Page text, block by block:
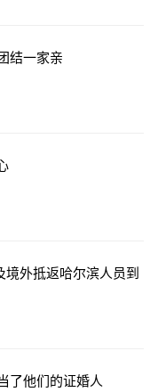
结一家亲
外抵返哈尔滨人员到
了他们的证婚人